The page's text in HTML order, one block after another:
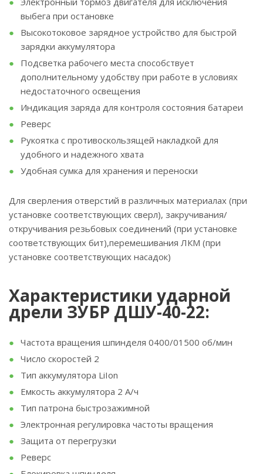
выбега при остановке
Высокотоковое зарядное устройство для быстрой
зарядки аккумулятора
Подсветка рабочего места способствует
дополнительному удобству при работе в условиях
недостаточного освещения
Индикация заряда для контроля состояния батареи
Реверс
Рукоятка с противоскользящей накладкой для
удобного и надежного хвата
Удобная сумка для хранения и переноски
Для сверления отверстий в различных материалах (при
установке соответствующих сверл), закручивания/
откручивания резьбовых соединений (при установке
соответствующих бит),перемешивания ЛКМ (при
установке соответствующих насадок)
Характеристики ударной
дрели ЗУБР ДШУ-40-22:
Частота вращения шпинделя 0400/01500 об/мин
Число скоростей 2
Тип аккумулятора LiIon
Емкость аккумулятора 2 А/ч
Тип патрона быстрозажимной
Электронная регулировка частоты вращения
Защита от перегрузки
Реверс